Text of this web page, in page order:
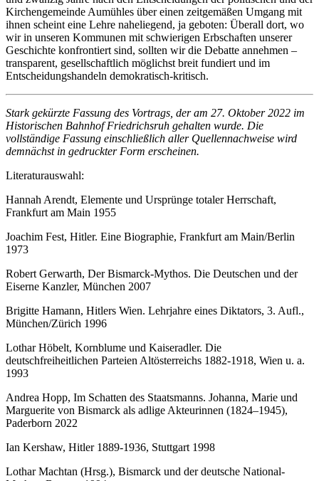
Kirchengemeinde Aumühles über einen zeitgemäßen Umgang mit
ihnen scheint eine Lehre naheliegend, ja geboten: Überall dort, wo
wir in unseren Kommunen mit schwierigen Erbschaften unserer
Geschichte konfrontiert sind, sollten wir die Debatte annehmen –
transparent, gesellschaftlich möglichst breit fundiert und im
Entscheidungshandeln demokratisch-kritisch.
Stark gekürzte Fassung des Vortrags, der am 27. Oktober 2022 im
Historischen Bahnhof Friedrichsruh gehalten wurde. Die
vollständige Fassung einschließlich aller Quellennachweise wird
demnächst in gedruckter Form erscheinen.
Literaturauswahl:
Hannah Arendt, Elemente und Ursprünge totaler Herrschaft,
Frankfurt am Main 1955
Joachim Fest, Hitler. Eine Biographie, Frankfurt am Main/Berlin
1973
Robert Gerwarth, Der Bismarck-Mythos. Die Deutschen und der
Eiserne Kanzler, München 2007
Brigitte Hamann, Hitlers Wien. Lehrjahre eines Diktators, 3. Aufl.,
München/Zürich 1996
Lothar Höbelt, Kornblume und Kaiseradler. Die
deutschfreiheitlichen Parteien Altösterreichs 1882-1918, Wien u. a.
1993
Andrea Hopp, Im Schatten des Staatsmanns. Johanna, Marie und
Marguerite von Bismarck als adlige Akteurinnen (1824–1945),
Paderborn 2022
Ian Kershaw, Hitler 1889-1936, Stuttgart 1998
Lothar Machtan (Hrsg.), Bismarck und der deutsche National-